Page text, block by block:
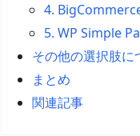
4.
5. WP Simple
その他の選択肢に
まとめ
関連記事